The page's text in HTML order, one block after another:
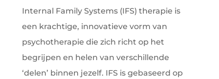
Internal Family Systems (IFS) therapie is
een krachtige, innovatieve vorm van
psychotherapie die zich richt op het
begrijpen en helen van verschillende
‘delen’ binnen jezelf. IFS is gebaseerd op